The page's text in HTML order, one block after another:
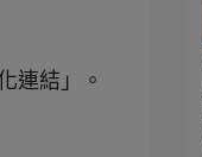
連結」。